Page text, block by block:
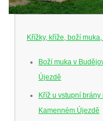
Křížky, kříže, boží
Boží muka v
Újezdě
Kříž u vstupní
Kamenném Újezdě